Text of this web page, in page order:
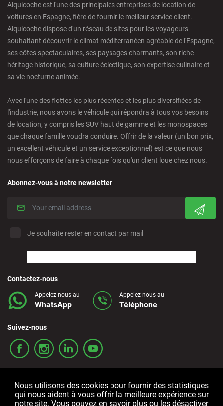
Alquicoche est l'une des principales entreprises de location de
voitures en Espagne, fière de fournir le meilleur service client.
Alquicoche dispose d'un réseau de sites pour les voyageurs
souhaitant découvrir le climat méditerranéen agréable de l'Espagne,
ses côtes spectaculaires, ses paysages charmants, son riche
héritage historique, sa culture éclectique, son expertise culinaire et
sa vie nocturne animée.
Avec l'une des flottes les plus récentes et les plus diversifiées de
l'industrie, nous avons le véhicule qui répondra à tous vos besoins
de location, y compris les SUV haut de gamme et les monospaces
que chaque famille voudra conduire. Offrir de la valeur (un bon prix,
un excellent véhicule et un service exceptionnel) est ce que nous
nous efforçons de faire à chaque fois qu'un client loue chez nous.
Abonnez-vous à notre newsletter
Je souhaite rester en contact par mail
Contactez-nous
Appelez-nous au
WhatsApp
Appelez-nous au
Téléphone
Suivez-nous
Nous utilisons des cookies pour fournir des statistiques
qui nous aident à vous offrir la meilleure expérience sur
notre site. Vous pouvez en savoir plus ou les désactiver